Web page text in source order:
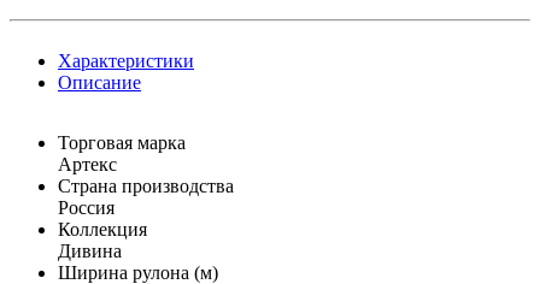
Характеристики
Описание
Торговая марка
Артекс
Страна производства
Россия
Коллекция
Дивина
Ширина рулона (м)